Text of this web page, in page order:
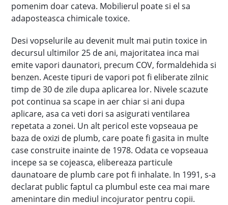
pomenim doar cateva. Mobilierul poate si el sa
adaposteasca chimicale toxice.
Desi vopselurile au devenit mult mai putin toxice in
decursul ultimilor 25 de ani, majoritatea inca mai
emite vapori daunatori, precum COV, formaldehida si
benzen. Aceste tipuri de vapori pot fi eliberate zilnic
timp de 30 de zile dupa aplicarea lor. Nivele scazute
pot continua sa scape in aer chiar si ani dupa
aplicare, asa ca veti dori sa asigurati ventilarea
repetata a zonei. Un alt pericol este vopseaua pe
baza de oxizi de plumb, care poate fi gasita in multe
case construite inainte de 1978. Odata ce vopseaua
incepe sa se cojeasca, elibereaza particule
daunatoare de plumb care pot fi inhalate. In 1991, s-a
declarat public faptul ca plumbul este cea mai mare
amenintare din mediul incojurator pentru copii.